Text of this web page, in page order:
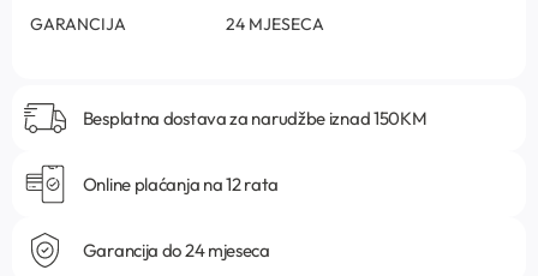
GARANCIJA
24 MJESECA
Besplatna dostava za narudžbe iznad 150KM
Online plaćanja na 12 rata
Garancija do 24 mjeseca